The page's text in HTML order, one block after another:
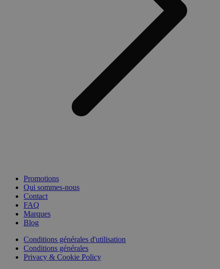
Promotions
Qui sommes-nous
Contact
FAQ
Marques
Blog
Conditions générales d'utilisation
Conditions générales
Privacy & Cookie Policy